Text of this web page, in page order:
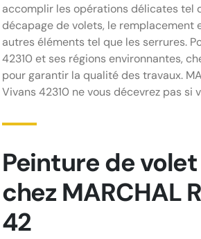
accomplir les opérations délicates tel
décapage de volets, le remplacement
autres éléments tel que les serrures.
42310 et ses régions environnantes,
pour garantir la qualité des travaux.
Vivans 42310 ne vous décevrez pas si
Peinture de
chez MARCHAL
42